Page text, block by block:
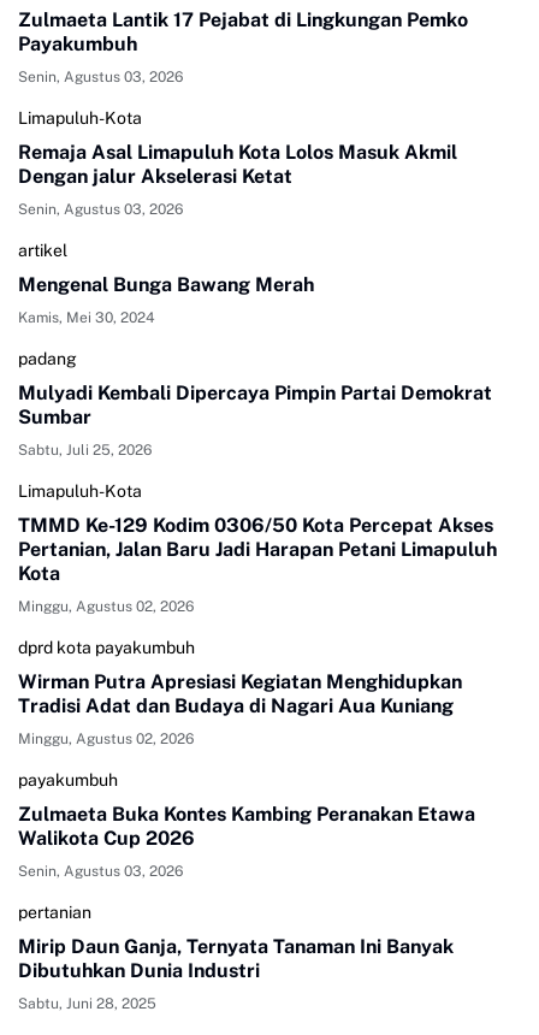
Zulmaeta Lantik 17 Pejabat di Lingkungan Pemko
Payakumbuh
Senin, Agustus 03, 2026
Limapuluh-Kota
Remaja Asal Limapuluh Kota Lolos Masuk Akmil
Dengan jalur Akselerasi Ketat
Senin, Agustus 03, 2026
artikel
Mengenal Bunga Bawang Merah
Kamis, Mei 30, 2024
padang
Mulyadi Kembali Dipercaya Pimpin Partai Demokrat
Sumbar
Sabtu, Juli 25, 2026
Limapuluh-Kota
TMMD Ke-129 Kodim 0306/50 Kota Percepat Akses
Pertanian, Jalan Baru Jadi Harapan Petani Limapuluh
Kota
Minggu, Agustus 02, 2026
dprd kota payakumbuh
Wirman Putra Apresiasi Kegiatan Menghidupkan
Tradisi Adat dan Budaya di Nagari Aua Kuniang
Minggu, Agustus 02, 2026
payakumbuh
Zulmaeta Buka Kontes Kambing Peranakan Etawa
Walikota Cup 2026
Senin, Agustus 03, 2026
pertanian
Mirip Daun Ganja, Ternyata Tanaman Ini Banyak
Dibutuhkan Dunia Industri
Sabtu, Juni 28, 2025